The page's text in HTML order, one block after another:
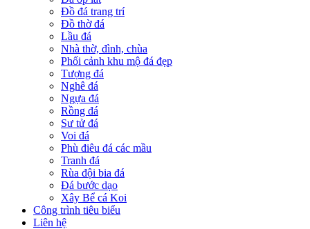
Đồ đá trang trí
Đồ thờ đá
Lầu đá
Nhà thờ, đình, chùa
Phối cảnh khu mộ đá đẹp
Tượng đá
Nghê đá
Ngựa đá
Rồng đá
Sư tử đá
Voi đá
Phù điêu đá các mầu
Tranh đá
Rùa đội bia đá
Đá bước dạo
Xây Bể cá Koi
Công trình tiêu biểu
Liên hệ